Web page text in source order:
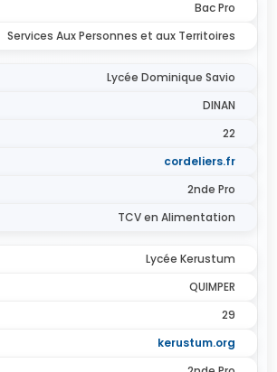
Bac Pro
Services Aux Personnes et aux Territoires
Lycée Dominique Savio
DINAN
22
cordeliers.fr
2nde Pro
TCV en Alimentation
Lycée Kerustum
QUIMPER
29
kerustum.org